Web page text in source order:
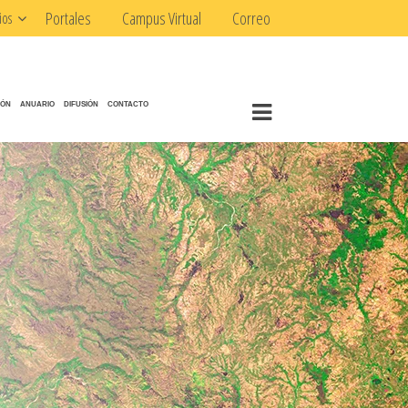
Portales Campus Virtual Correo
ANUARIO DIFUSIÓN CONTACTO